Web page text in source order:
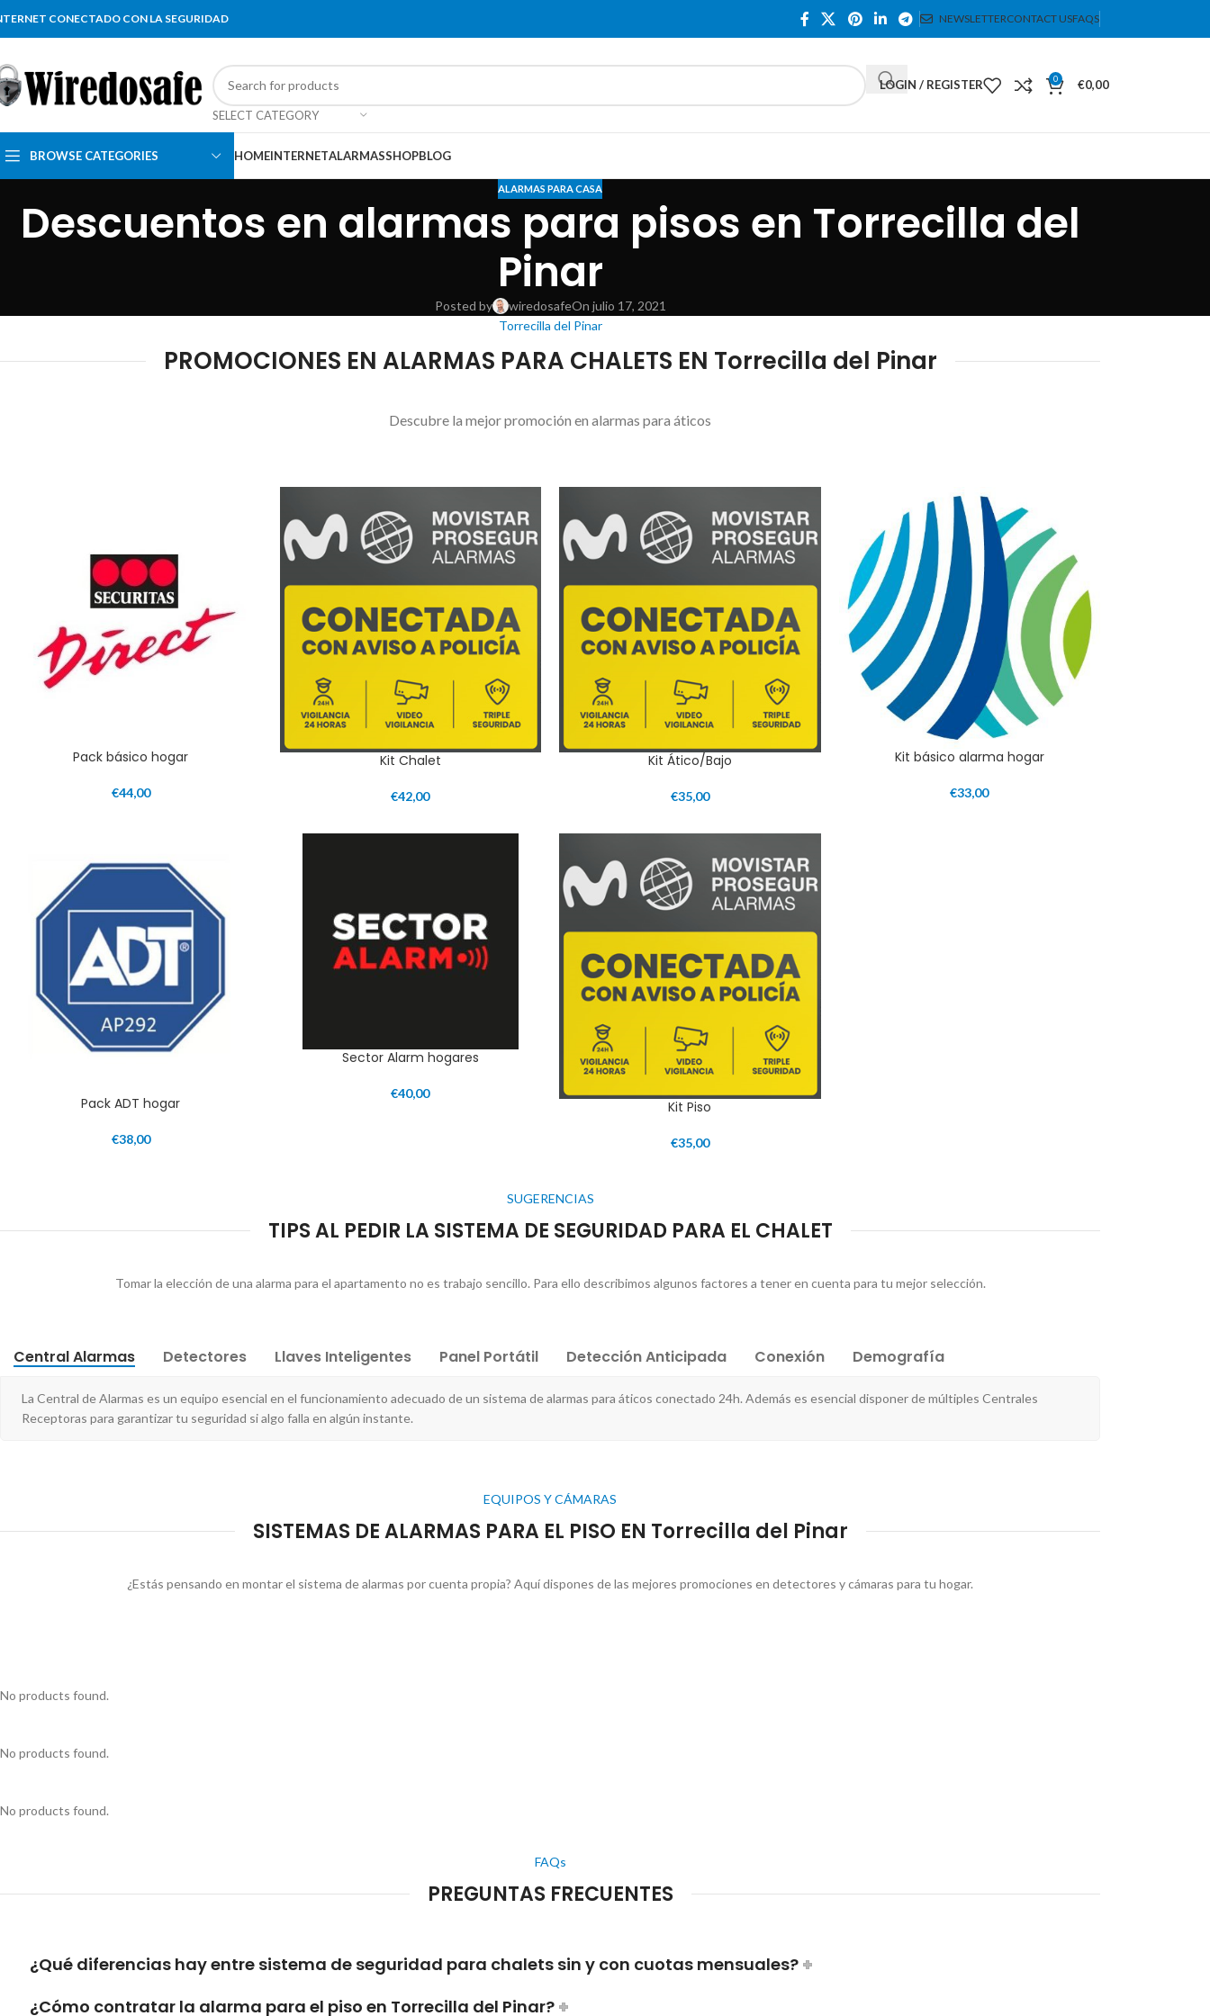
CONECTADO CON LA SEGURIDAD NEWSLETTERCONTACT USFAQS
SELECT CATEGORY
LOGIN / REGISTER 0 €0,00
BROWSE CATEGORIES HOMEINTERNETALARMASSHOPBLOG
ALARMAS PARA CASA
Descuentos en alarmas para pisos en Torrecilla del
Pinar
Posted by wiredosafeOn julio 17, 2021
Torrecilla del Pinar
PROMOCIONES EN ALARMAS PARA CHALETS EN Torrecilla del Pinar
Descubre la mejor promoción en alarmas para áticos
Pack básico hogar
€44,00
Kit Chalet
€42,00
Kit Ático/Bajo
€35,00
Kit básico alarma hogar
€33,00
Pack ADT hogar
€38,00
Sector Alarm hogares
€40,00
Kit Piso
€35,00
SUGERENCIAS
TIPS AL PEDIR LA SISTEMA DE SEGURIDAD PARA EL CHALET
Tomar la elección de una alarma para el apartamento no es trabajo sencillo. Para ello describimos algunos factores a tener en cuenta para tu mejor selección.
Central Alarmas Detectores Llaves Inteligentes Panel Portátil Detección Anticipada Conexión Demografía
La Central de Alarmas es un equipo esencial en el funcionamiento adecuado de un sistema de alarmas para áticos conectado 24h. Además es esencial disponer de múltiples Centrales
Receptoras para garantizar tu seguridad si algo falla en algún instante.
EQUIPOS Y CÁMARAS
SISTEMAS DE ALARMAS PARA EL PISO EN Torrecilla del Pinar
¿Estás pensando en montar el sistema de alarmas por cuenta propia? Aquí dispones de las mejores promociones en detectores y cámaras para tu hogar.
No products found.
No products found.
No products found.
FAQs
PREGUNTAS FRECUENTES
¿Qué diferencias hay entre sistema de seguridad para chalets sin y con cuotas mensuales?
¿Cómo contratar la alarma para el piso en Torrecilla del Pinar?